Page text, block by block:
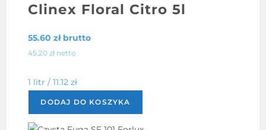
Clinex Floral Citro 5l
55.60złbrutto
45.20 zł netto
1 litr / 11.12zł
DODAJ DO KOSZYKA